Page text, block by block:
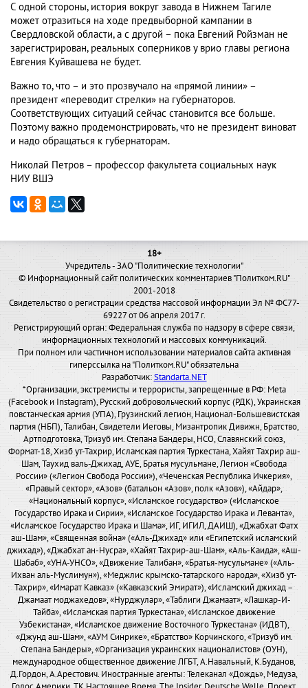
С одной стороны, история вокруг завода в Нижнем Тагиле
может отразиться на ходе предвыборной кампании в
Свердловской области, а с другой – пока Евгений Ройзман не
зарегистрирован, реальных соперников у врио главы региона
Евгения Куйвашева не будет.
Важно то, что – и это прозвучало на «прямой линии» –
президент «переводит стрелки» на губернаторов.
Соответствующих ситуаций сейчас становится все больше.
Поэтому важно продемонстрировать, что не президент виноват
и надо обращаться к губернаторам.
Николай Петров – профессор факультета социальных наук
НИУ ВШЭ
18+
Учредитель - ЗАО "Политические технологии"
© Информационный сайт политических комментариев "Политком.RU"
2001-2018
Свидетельство о регистрации средства массовой информации Эл № ФС77-
69227 от 06 апреля 2017 г.
Регистрирующий орган: Федеральная служба по надзору в сфере связи,
информационных технологий и массовых коммуникаций.
При полном или частичном использовании материалов сайта активная
гиперссылка на "Политком.RU" обязательна
Разработчик:Standarta.NET
*Организации, экстремисты и террористы, запрещенные в РФ: Meta
(Facebook и Instagram), Русский добровольческий корпус (РДК), Украинская
повстанческая армия (УПА), Грузинский легион, Национал-Большевистская
партия (НБП), Талибан, Свидетели Иеговы, Мизантропик Дивижн, Братство,
Артподготовка, Тризуб им. Степана Бандеры, НСО, Славянский союз,
Формат-18, Хизб ут-Тахрир, Исламская партия Туркестана, Хайят Тахрир аш-
Шам, Таухид валь-Джихад, АУЕ, Братья мусульмане, Легион «Свобода
России» («Легион Свобода России»), «Чеченская Республика Ичкерия»,
«Правый сектор», «Азов» (батальон «Азов», полк «Азов»), «Айдар»,
«Национальный корпус», «Исламское государство» («Исламское
Государство Ирака и Сирии», «Исламское Государство Ирака и Леванта»,
«Исламское Государство Ирака и Шама», ИГ, ИГИЛ, ДАИШ), «Джабхат Фатх
аш-Шам», «Священная война» («Аль-Джихад» или «Египетский исламский
джихад»), «Джабхат ан-Нусра», «Хайят Тахрир-аш-Шам», «Аль-Каида», «Аш-
Шабаб», «УНА-УНСО», «Движение Талибан», «Братья-мусульмане» («Аль-
Ихван аль-Муслимун»), «Меджлис крымско-татарского народа», «Хизб ут-
Тахрир», «Имарат Кавказ» («Кавказский Эмират»), «Исламский джихад –
Джамаат моджахедов», «Нурджулар», «Таблиги Джамаат», «Лашкар-И-
Тайба», «Исламская партия Туркестана», «Исламское движение
Узбекистана», «Исламское движение Восточного Туркестана» (ИДВТ),
«Джунд аш-Шам», «АУМ Синрике», «Братство» Корчинского, «Тризуб им.
Степана Бандеры», «Организация украинских националистов» (ОУН),
международное общественное движение ЛГБТ, А.Навальный, К.Буданов,
Д.Гордон, А.Арестович. Иностранные агенты: Телеканал «Дождь», Медуза,